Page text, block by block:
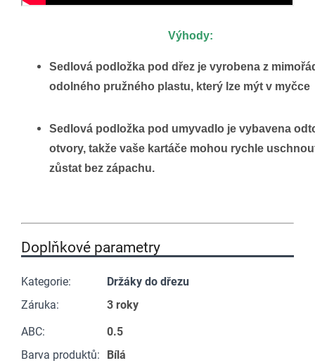
Výhody:
Sedlová podložka pod dřez je vyrobena z
odolného pružného plastu, který lze mýt v myčce
Sedlová podložka pod umyvadlo je vybavena
otvory, takže vaše kartáče mohou rychle
zůstat bez zápachu.
Doplňkové parametry
Kategorie:
Držáky do dřezu
Záruka:
3 roky
ABC:
0.5
Barva produktů: Bílá